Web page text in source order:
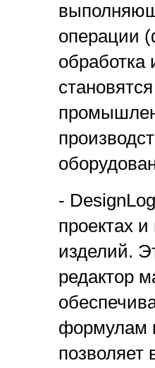
операции
обработка
-
проектах
изделий.
редактор
формулам
позволяет